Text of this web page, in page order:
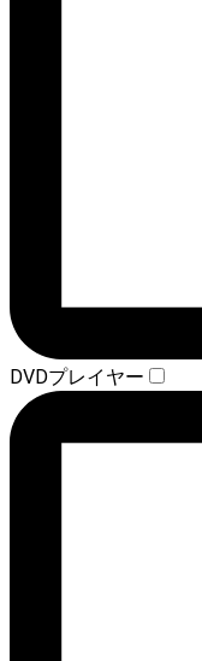
DVDプレイヤー